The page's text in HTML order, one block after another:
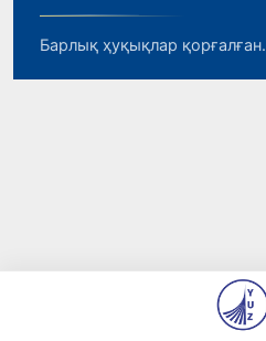
Барлық ҳуқықлар қорғалған.